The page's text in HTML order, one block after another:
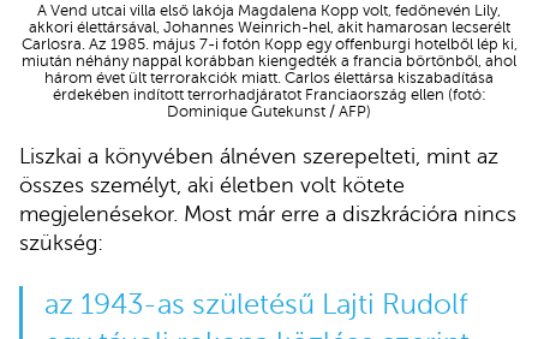
A Vend utcai villa első lakója Magdalena Kopp volt, fedőnevén Lily,
akkori élettársával, Johannes Weinrich-hel, akit hamarosan lecserélt
Carlosra. Az 1985. május 7-i fotón Kopp egy offenburgi hotelből lép ki,
miután néhány nappal korábban kiengedték a francia börtönből, ahol
három évet ült terrorakciók miatt. Carlos élettársa kiszabadítása
érdekében indított terrorhadjáratot Franciaország ellen (fotó:
Dominique Gutekunst / AFP)
Liszkai a könyvében álnéven szerepelteti, mint az
összes személyt, aki életben volt kötete
megjelenésekor. Most már erre a diszkrációra nincs
szükség:
az 1943-as születésű Lajti Rudolf